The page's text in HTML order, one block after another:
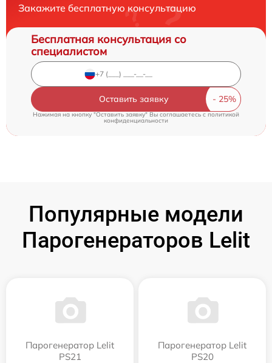
Закажите бесплатную консультацию
Бесплатная консультация со
специалистом
Оставить заявку
Нажимая на кнопку "Оставить заявку" Вы соглашаетесь cполитикой
конфиденциальности
Популярные модели
Парогенераторов Lelit
Парогенератор Lelit
PS21
Парогенератор Lelit
PS20